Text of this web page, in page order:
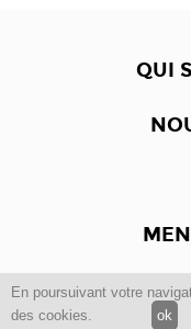
En poursuivant votre
des cookies.
ok
QUI
Copyright © 2012